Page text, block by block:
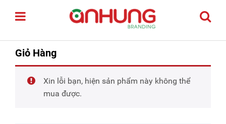
Giỏ Hàng
Xin lỗi bạn, hiện sản phẩm này không thể
mua được.